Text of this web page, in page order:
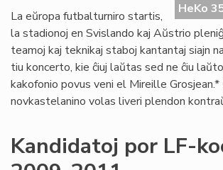
HeKo
La eŭropa futbalturniro startis,
la stadionoj en Svislando kaj Aŭstrio
teamoj kaj teknikaj staboj kantantaj siajn
tiu koncerto, kie ĉiuj laŭtas sed ne ĉiu
kakofonio povus veni el Mireille Grosjean.*
novkastelanino volas liveri plendon
Kandidatoj por LF-